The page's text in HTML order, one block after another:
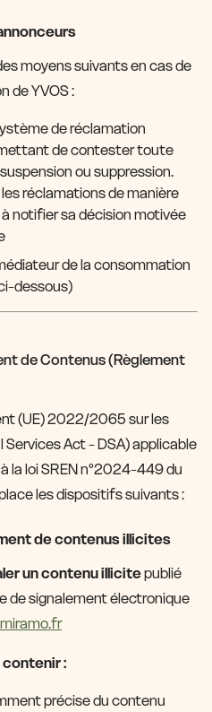
moyens suivants en cas de
de YVOS :
de réclamation
de contester toute
ou suppression.
réclamations de manière
notifier sa décision motivée
de la consommation
dessous)
de Contenus (Règlement
(UE) 2022/2065 sur les
Act - DSA) applicable
la loi SREN n°2024-449 du
les dispositifs suivants :
de contenus illicites
un contenu illicitepublié
de signalement électronique
:
précise du contenu